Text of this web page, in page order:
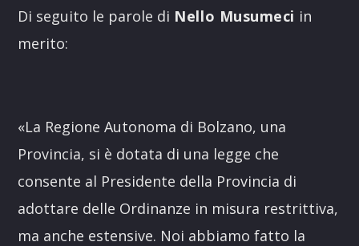
Di seguito le parole di Nello Musumeci in
merito:
«La Regione Autonoma di Bolzano, una
Provincia, si è dotata di una legge che
consente al Presidente della Provincia di
adottare delle Ordinanze in misura restrittiva,
ma anche estensive. Noi abbiamo fatto la